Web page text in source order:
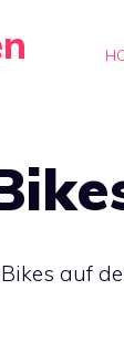
auf